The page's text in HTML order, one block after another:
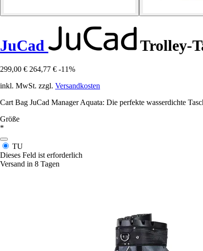
JuCad Trolley-
299,00 € 264,77 € -11%
inkl. MwSt. zzgl. Versandkosten
Cart Bag JuCad Manager Aquata: Die perfekte wasserdichte
Größe
*
TU
Dieses Feld ist erforderlich
Versand in 8 Tagen